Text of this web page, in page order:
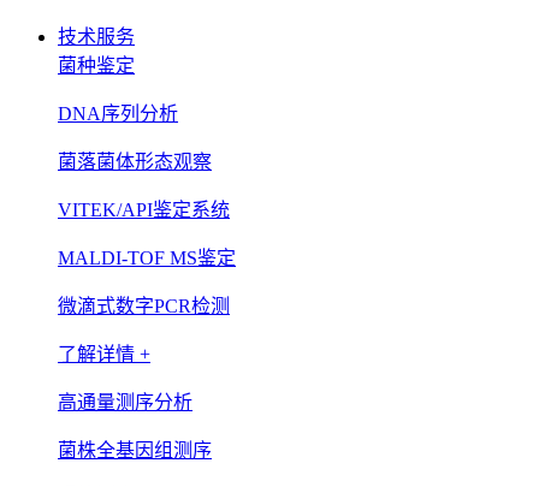
技术服务
菌种鉴定
DNA序列分析
菌落菌体形态观察
VITEK/API鉴定系统
MALDI-TOF MS鉴定
微滴式数字PCR检测
了解详情 +
高通量测序分析
菌株全基因组测序